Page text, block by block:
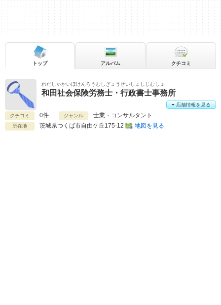
わだしゃかいほけんろうむしぎょうせいしょしじむしょ
和田社会保険労務士・行政書士事務所
クチコミ 0件 ジャンル 士業・コンサルタント
所在地 茨城県つくば市自由ケ丘175-12 地図を見る
店舗情報を見る
トップ アルバム クチコミ